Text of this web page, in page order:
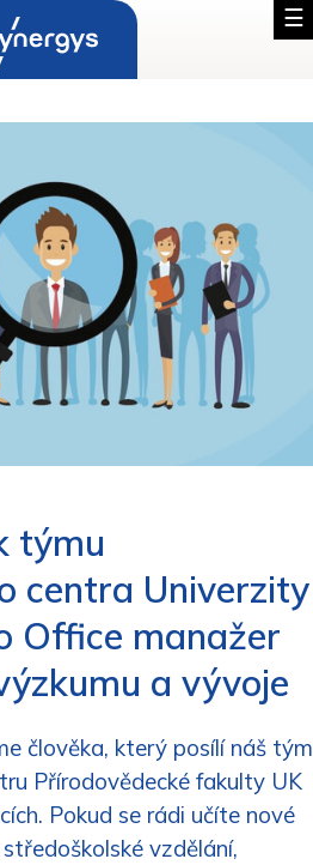
týmu
centra Univerzity
Office manažer
a vývoje
člověka, který posílí náš tým
Přírodovědecké fakulty UK
Pokud se rádi učíte nové
vzdělání,